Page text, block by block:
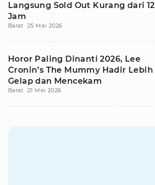
Langsung Sold Out Kurang dari 12
Jam
Barat 25 Mei 2026
Horor Paling Dinanti 2026, Lee
Cronin’s The Mummy Hadir Lebih
Gelap dan Mencekam
Barat 21 Mei 2026